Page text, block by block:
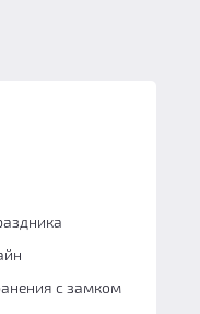
с замком